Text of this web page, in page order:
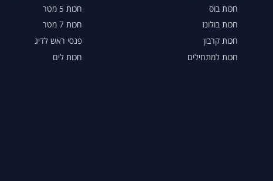
חכות בוס
חכות בולונז
חכות קרבון
חכות למתחילים
חכות 5 מטר
חכות 7 מטר
פנסי ראש לדיג
חכות לים